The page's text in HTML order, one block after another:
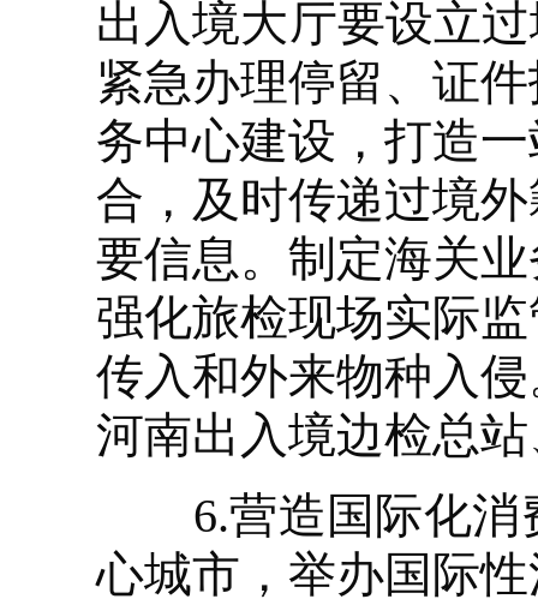
出入境大厅要设立
紧急办理停留、证
务中心建设，打造
合，及时传递过境
要信息。制定海关
强化旅检现场实际
传入和外来物种入
河南出入境边检总
6.营造国际化消
心城市，举办国际